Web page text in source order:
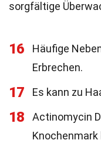
sorgfältige
16
Häufige
Erbrechen.
17 Es kann zu
18
Actinomycin